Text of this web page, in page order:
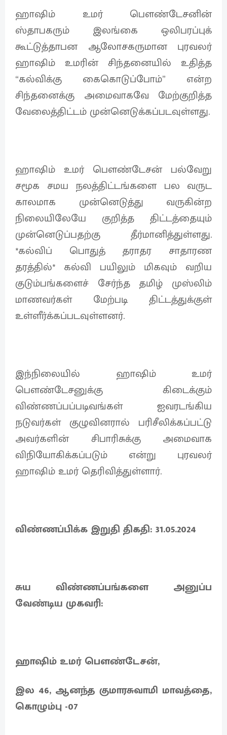
ஹாஷிம் உமர் பௌண்டேசனின்
ஸ்தாபகரும் இலங்கை ஒலிபரப்புக்
கூட்டுத்தாபன ஆலோசகருமான புரவலர்
ஹாஷிம் உமரின் சிந்தனையில் உதித்த
“கல்விக்கு கைகொடுப்போம்” என்ற
சிந்தனைக்கு அமைவாகவே மேற்குறித்த
வேலைத்திட்டம் முன்னெடுக்கப்படவுள்ளது.
ஹாஷிம் உமர் பௌண்டேசன் பல்வேறு
சமூக சமய நலத்திட்டங்களை பல வருட
காலமாக முன்னெடுத்து வருகின்ற
நிலையிலேயே குறித்த திட்டத்தையும்
முன்னெடுப்பதற்கு தீர்மானித்துள்ளது.
*கல்விப் பொதுத் தராதர சாதாரண
தரத்தில்* கல்வி பயிலும் மிகவும் வறிய
குடும்பங்களைச் சேர்ந்த தமிழ் முஸ்லிம்
மாணவர்கள் மேற்படி திட்டத்துக்குள்
உள்ளீர்க்கப்படவுள்ளனர்.
இந்நிலையில் ஹாஷிம் உமர்
பௌண்டேசனுக்கு கிடைக்கும்
விண்ணப்பப்படிவங்கள் ஐவரடங்கிய
நடுவர்கள் குழுவினரால் பரிசீலிக்கப்பட்டு
அவர்களின் சிபாரிசுக்கு அமைவாக
விநியோகிக்கப்படும் என்று புரவலர்
ஹாஷிம் உமர் தெரிவித்துள்ளார்.
விண்ணப்பிக்க இறுதி திகதி: 31.05.2024
சுய விண்ணப்பங்களை அனுப்ப
வேண்டிய முகவரி:
ஹாஷிம் உமர் பௌண்டேசன்,
இல 46, ஆனந்த குமாரசுவாமி மாவத்தை,
கொழும்பு -07